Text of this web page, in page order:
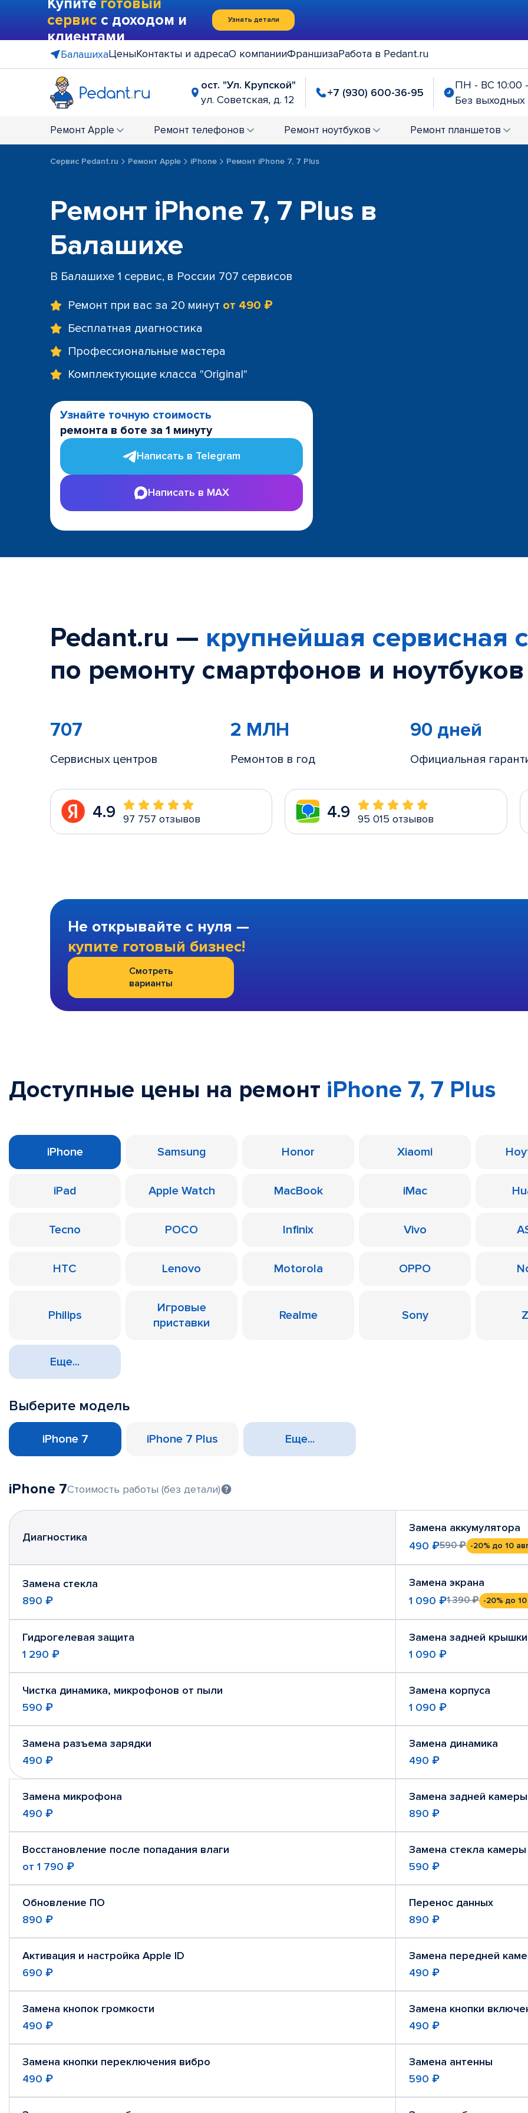
Купите готовый
сервис с доходом и
клиентами
Узнать детали
БалашихаЦеныКонтакты и адресаО компанииФраншизаРабота в Pedant.ru
ост. "Ул. Крупской"
ул. Советская, д. 12
+7 (930) 600-36-95
ПН - ВС 10:00
Без выходных
Ремонт Apple Ремонт телефонов Ремонт ноутбуков Ремонт планшетов
Сервис Pedant.ru Ремонт Apple iPhone Ремонт iPhone 7, 7 Plus
Ремонт iPhone 7, 7 Plus в
Балашихе
В Балашихе 1 сервис, в России 707 сервисов
Ремонт при вас за 20 минут от 490 ₽
Бесплатная диагностика
Профессиональные мастера
Комплектующие класса "Original"
Узнайте точную стоимость
ремонта в боте за 1 минуту
Написать в Telegram
Написать в MAX
Pedant.ru — крупнейшая сервисная
по ремонту смартфонов и
707
Сервисных центров
2 МЛН
Ремонтов в год
90 дней
Официальная
4.9 97 757 отзывов 4.9 95 015 отзывов
Не открывайте с нуля —
купите готовый бизнес!
Смотреть
варианты
Доступные цены на ремонт iPhone 7, 7 Plus
iPhone Samsung Honor Xiaomi
iPad Apple Watch MacBook iMac
Tecno POCO Infinix Vivo
HTC Lenovo Motorola OPPO
Philips
Игровые
приставки
Realme Sony
Еще...
Выберите модель
iPhone 7 iPhone 7 Plus Еще...
iPhone 7Стоимость работы (без детали)
Диагностика
Замена аккумулятора
490 ₽590 ₽ -20% до 10
Замена стекла
890 ₽
Замена экрана
1 090 ₽1 390 ₽ -20% до 10
Гидрогелевая защита
1 290 ₽
Замена задней крышки
1 090 ₽
Чистка динамика, микрофонов от пыли
590 ₽
Замена корпуса
1 090 ₽
Замена разъема зарядки
490 ₽
Замена динамика
490 ₽
Замена микрофона
490 ₽
Замена задней камеры
890 ₽
Восстановление после попадания влаги
от 1 790 ₽
Замена стекла камеры
590 ₽
Обновление ПО
890 ₽
Перенос данных
890 ₽
Активация и настройка Apple ID
690 ₽
Замена передней
490 ₽
Замена кнопок громкости
490 ₽
Замена кнопки
490 ₽
Замена кнопки переключения вибро
490 ₽
Замена антенны
590 ₽